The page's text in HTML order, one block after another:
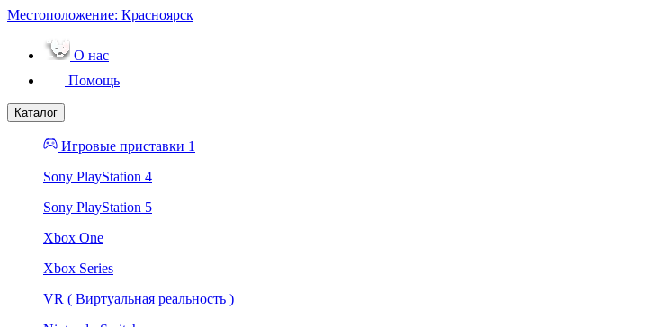
Местоположение: Красноярск
О нас
Помощь
Каталог
Игровые приставки 1
Sony PlayStation 4
Sony PlayStation 5
Xbox One
Xbox Series
VR ( Виртуальная реальность )